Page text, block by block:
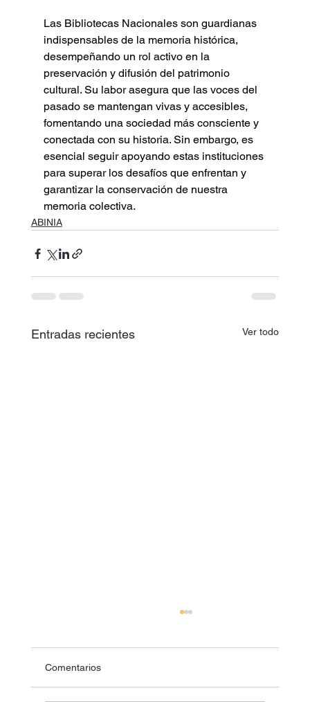
Las Bibliotecas Nacionales son guardianas
indispensables de la memoria histórica,
desempeñando un rol activo en la
preservación y difusión del patrimonio
cultural. Su labor asegura que las voces del
pasado se mantengan vivas y accesibles,
fomentando una sociedad más consciente y
conectada con su historia. Sin embargo, es
esencial seguir apoyando estas instituciones
para superar los desafíos que enfrentan y
garantizar la conservación de nuestra
memoria colectiva.
ABINIA
Entradas recientes Ver todo
Comentarios